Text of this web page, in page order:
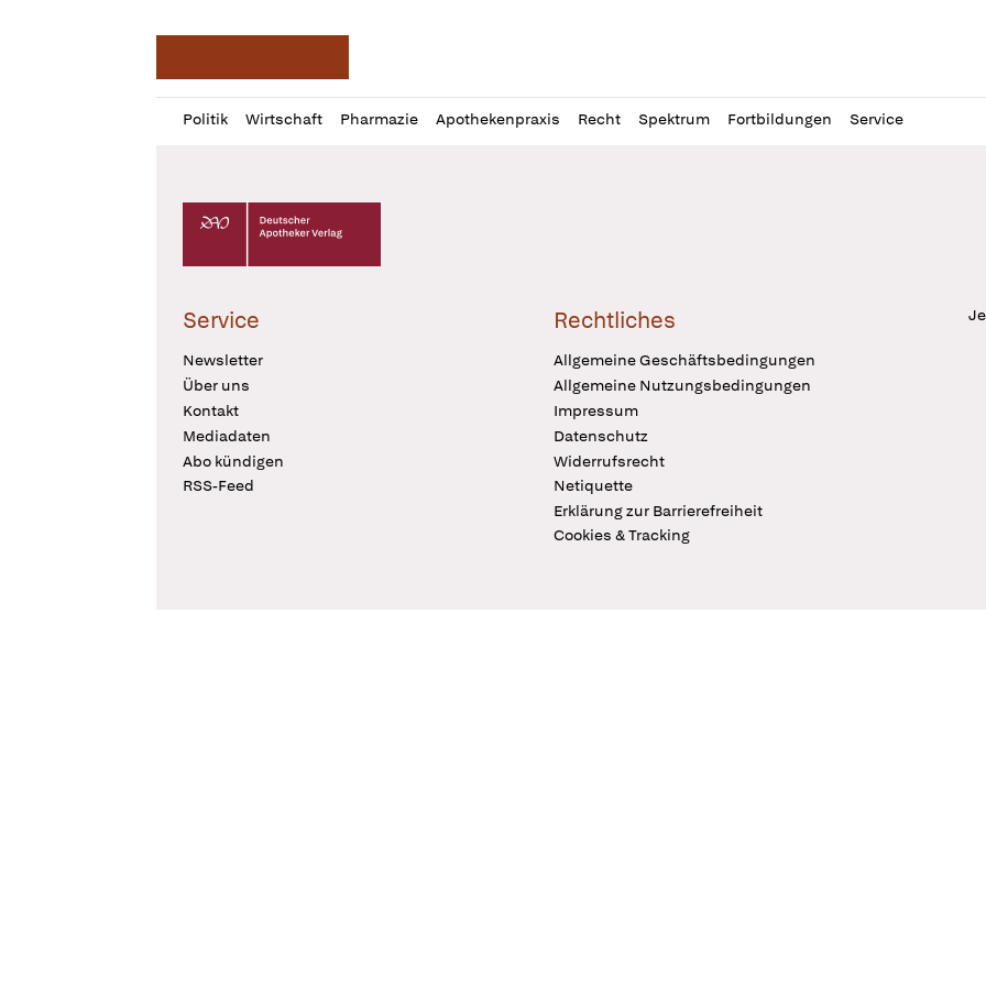
Politik Wirtschaft Pharmazie Apothekenpraxis Recht Spektrum Fortbildungen Service
Profil
öffnen
Daz
Pur
Deutscher Apotheker Verlag Logo
Service
Newsletter
Über uns
Kontakt
Mediadaten
Abo kündigen
RSS-Feed
Rechtliches
Allgemeine Geschäftsbedingungen
Allgemeine Nutzungsbedingungen
Impressum
Datenschutz
Widerrufsrecht
Netiquette
Erklärung zur Barrierefreiheit
Cookies & Tracking